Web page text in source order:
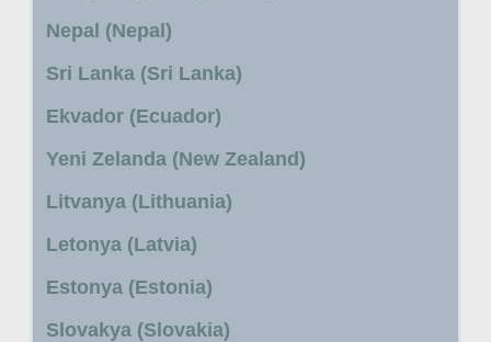
Nepal (Nepal)
Sri Lanka (Sri Lanka)
Ekvador (Ecuador)
Yeni Zelanda (New Zealand)
Litvanya (Lithuania)
Letonya (Latvia)
Estonya (Estonia)
Slovakya (Slovakia)